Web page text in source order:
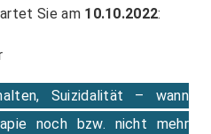
Sie am 10.10.2022:
Suizidalität – wann
noch bzw. nicht mehr